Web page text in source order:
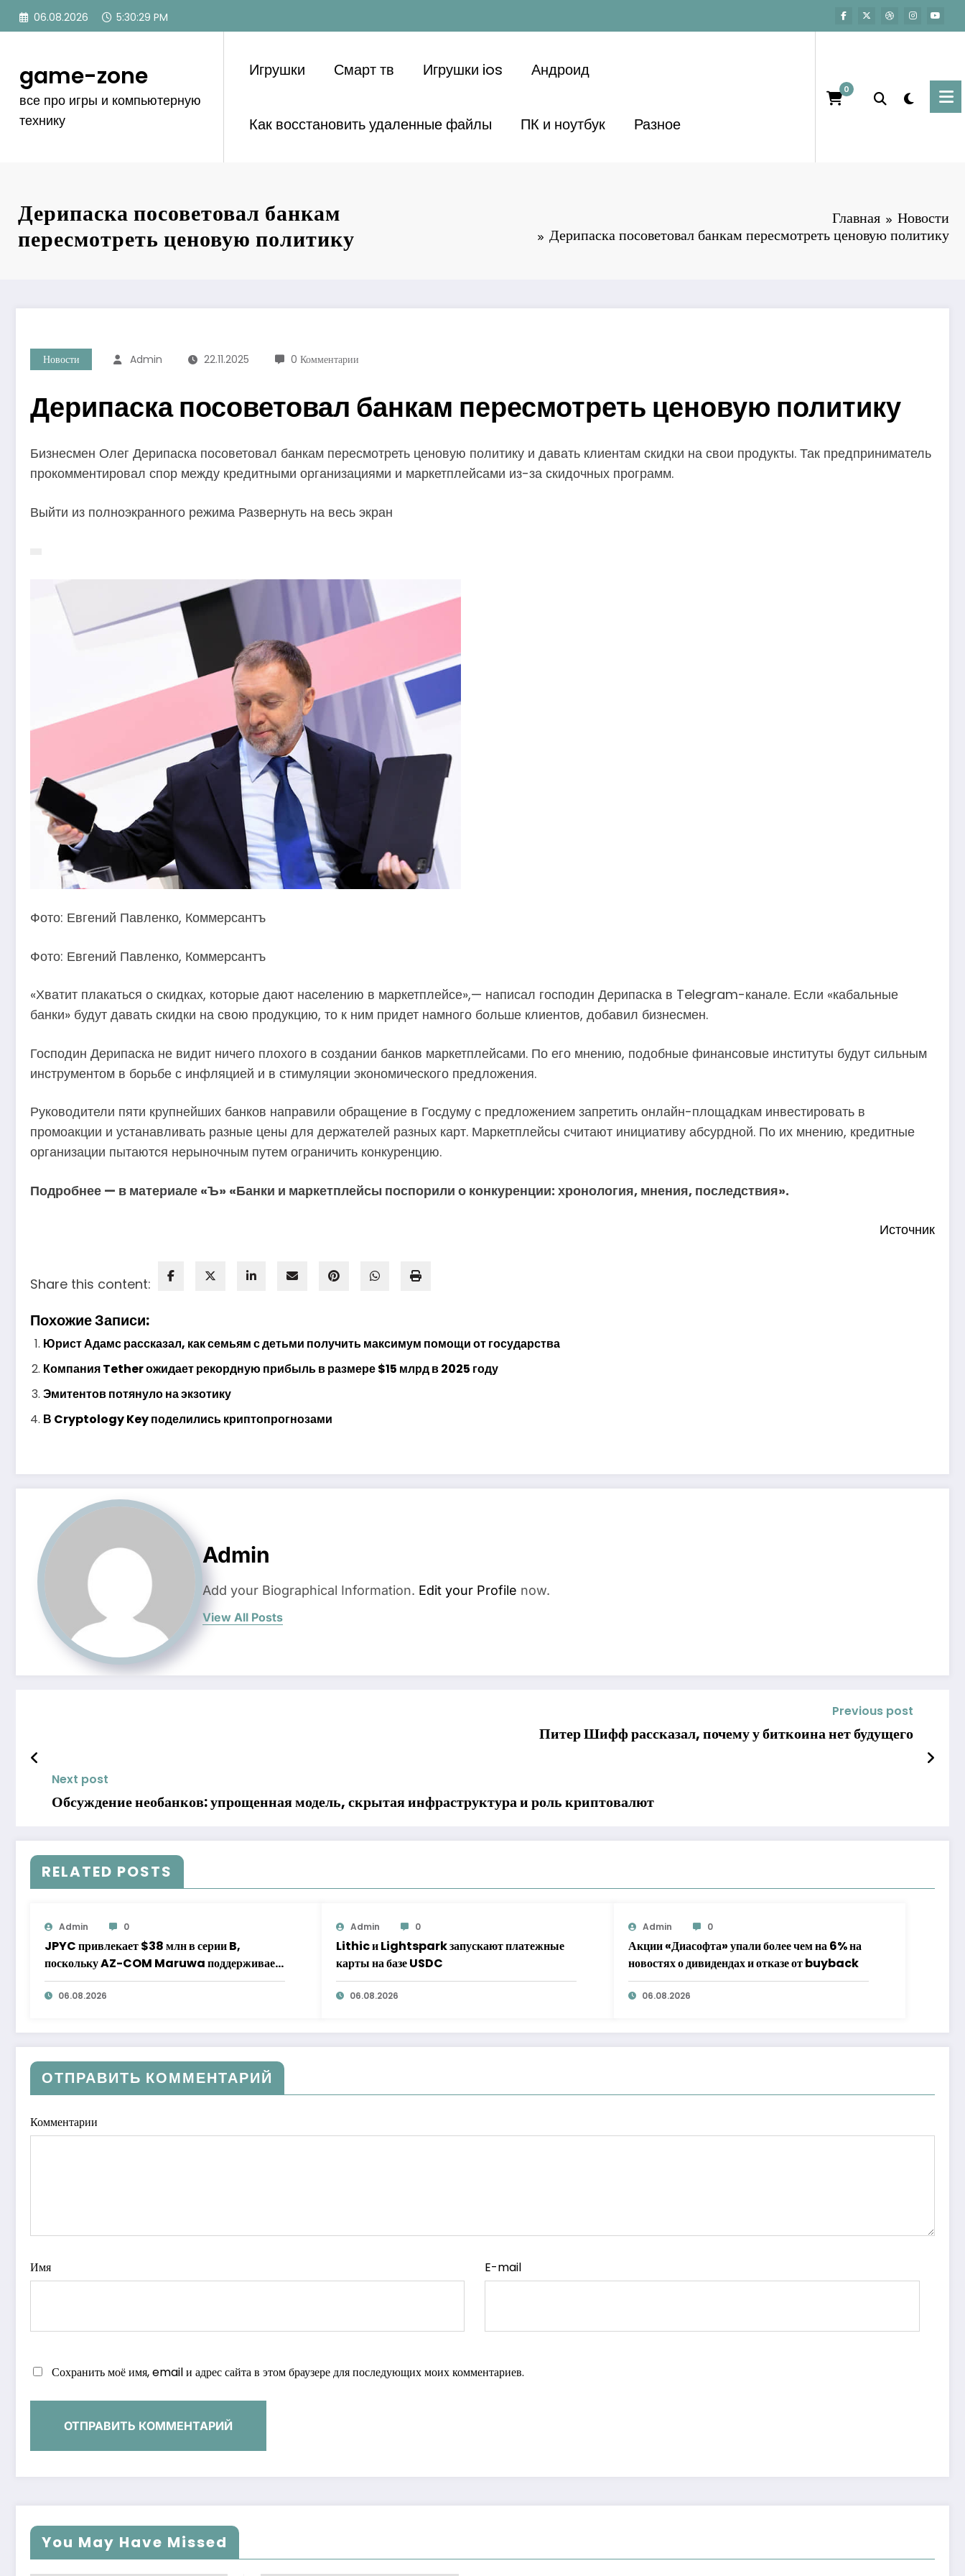
Перейти
06.08.2026 5:30:30 PM
game-zone
все про игры и компьютерную
технику
Игрушки Смарт тв Игрушки ios Андроид
Как восстановить удаленные файлы ПК и ноутбук Разное
0
Дерипаска посоветовал банкам
пересмотреть ценовую политику
Главная
Новости
Дерипаска посоветовал банкам пересмотреть ценовую политику
Новости Admin 22.11.2025 0 Комментарии
Дерипаска посоветовал банкам пересмотреть ценовую политику
Бизнесмен Олег Дерипаска посоветовал банкам пересмотреть ценовую политику и давать клиентам скидки на свои продукты. Так предприниматель
прокомментировал спор между кредитными организациями и маркетплейсами из-за скидочных программ.
Выйти из полноэкранного режима Развернуть на весь экран
Фото: Евгений Павленко, Коммерсантъ
Фото: Евгений Павленко, Коммерсантъ
«Хватит плакаться о скидках, которые дают населению в маркетплейсе»,— написал господин Дерипаска в Telegram-канале. Если «кабальные
банки» будут давать скидки на свою продукцию, то к ним придет намного больше клиентов, добавил бизнесмен.
Господин Дерипаска не видит ничего плохого в создании банков маркетплейсами. По его мнению, подобные финансовые институты будут сильным
инструментом в борьбе с инфляцией и в стимуляции экономического предложения.
Руководители пяти крупнейших банков направили обращение в Госдуму с предложением запретить онлайн-площадкам инвестировать в
промоакции и устанавливать разные цены для держателей разных карт. Маркетплейсы считают инициативу абсурдной. По их мнению, кредитные
организации пытаются нерыночным путем ограничить конкуренцию.
Подробнее — в материале «Ъ» «Банки и маркетплейсы поспорили о конкуренции: хронология, мнения, последствия».
Источник
Share this content:
Похожие Записи:
Юрист Адамс рассказал, как семьям с детьми получить максимум помощи от государства
Компания Tether ожидает рекордную прибыль в размере $15 млрд в 2025 году
Эмитентов потянуло на экзотику
В Cryptology Key поделились криптопрогнозами
Admin
Add your Biographical Information. Edit your Profile now.
View All Posts
Previous post
Питер Шифф рассказал, почему у биткоина нет будущего
Next post
Обсуждение необанков: упрощенная модель, скрытая инфраструктура и роль криптовалют
RELATED POSTS
Admin 0
JPYC привлекает $38 млн в серии B,
поскольку AZ-COM Maruwa поддерживает
стейблкоин в иенах
06.08.2026
Admin 0
Lithic и Lightspark запускают платежные
карты на базе USDC
06.08.2026
Admin 0
Акции «Диасофта» упали более чем на 6% на
новостях о дивидендах и отказе от buyback
06.08.2026
ОТПРАВИТЬ КОММЕНТАРИЙ
Комментарии
Имя E-mail
Сохранить моё имя, email и адрес сайта в этом браузере для последующих моих комментариев.
You May Have Missed